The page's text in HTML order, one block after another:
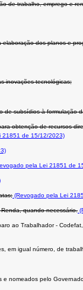
de trabalho, emprego e
dos planos e
inovações tecnológicas;
subsídios à formulação
obtenção de recursos
21851 de 15/12/2023)
pela Lei 21851 de
(Revogado pela Lei
quando necessário.
ao Trabalhador -
em igual número, de
e nomeados pelo